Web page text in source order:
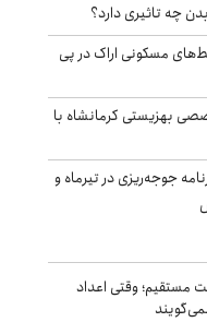
چه تاثیری دارد؟
مسکونی اراک در پی
بهزیستی کرمانشاه با
برنامه جوجه‌ریزی در تیرماه و
مستقیم؛ وقتی اعداد